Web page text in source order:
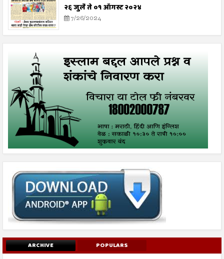
२६ जुलै ते ०१ ऑगस्ट २०२४
7/26/2024
ARCHIVE POPULARS